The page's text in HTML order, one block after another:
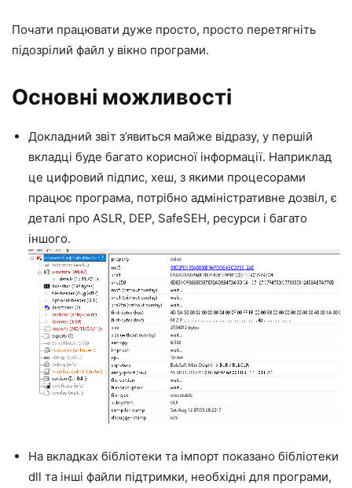
Почати працювати дуже просто, просто перетягніть
підозрілий файл у вікно програми.
Основні можливості
Докладний звіт з’явиться майже відразу, у першій
вкладці буде багато корисної інформації. Наприклад
це цифровий підпис, хеш, з якими процесорами
працює програма, потрібно адміністративне дозвіл, є
деталі про ASLR, DEP, SafeSEH, ресурси і багато
іншого.
На вкладках бібліотеки та імпорт показано бібліотеки
dll та інші файли підтримки, необхідні для програми,